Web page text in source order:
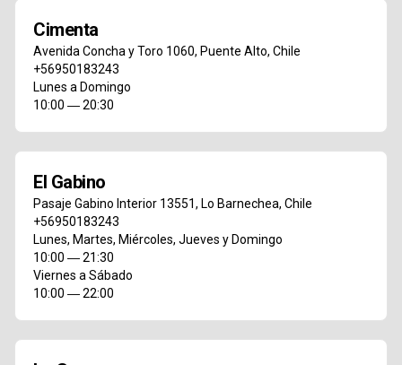
Cimenta
Avenida Concha y Toro 1060, Puente Alto, Chile
+56950183243
Lunes a Domingo
10:00 ― 20:30
El Gabino
Pasaje Gabino Interior 13551, Lo Barnechea, Chile
+56950183243
Lunes, Martes, Miércoles, Jueves y Domingo
10:00 ― 21:30
Viernes a Sábado
10:00 ― 22:00